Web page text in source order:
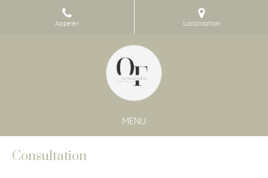
Appeler Localisation
MENU
Consultation